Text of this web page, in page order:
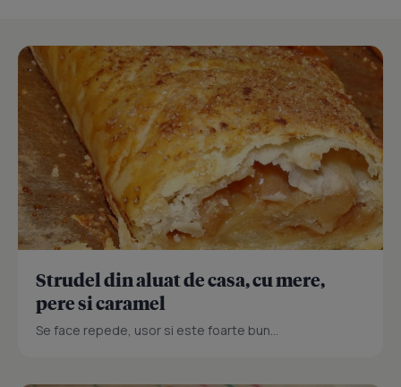
Strudel din aluat de casa, cu mere,
pere si caramel
Se face repede, usor si este foarte bun...